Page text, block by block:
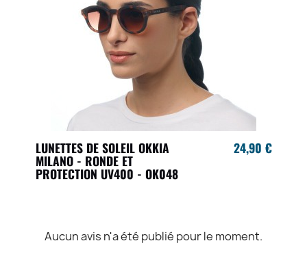
LUNETTES DE SOLEIL OKKIA
MILANO - RONDE ET
PROTECTION UV400 - OK048
24,90 €
Aucun avis n'a été publié pour le moment.